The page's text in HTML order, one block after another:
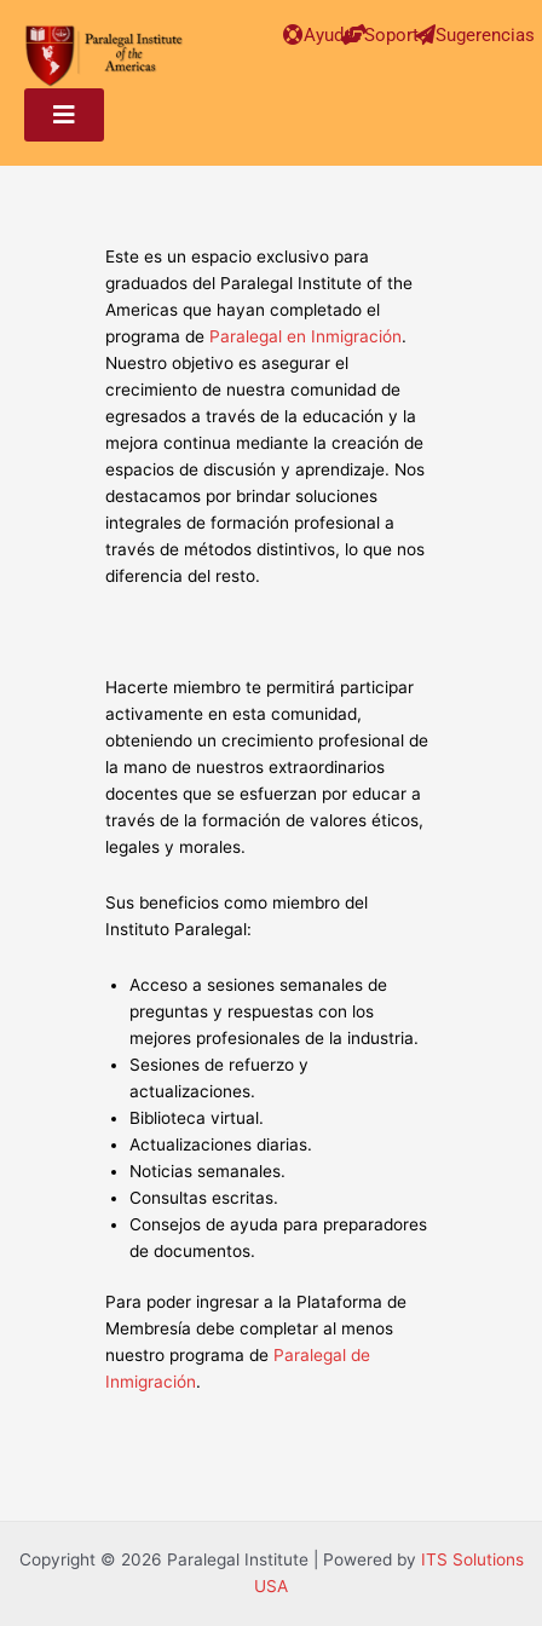
Ayuda Soporte Sugerencias
Este es un espacio exclusivo para
graduados del Paralegal Institute of the
Americas que hayan completado el
programa de Paralegal en Inmigración.
Nuestro objetivo es asegurar el
crecimiento de nuestra comunidad de
egresados a través de la educación y la
mejora continua mediante la creación de
espacios de discusión y aprendizaje. Nos
destacamos por brindar soluciones
integrales de formación profesional a
través de métodos distintivos, lo que nos
diferencia del resto.
Hacerte miembro te permitirá participar
activamente en esta comunidad,
obteniendo un crecimiento profesional de
la mano de nuestros extraordinarios
docentes que se esfuerzan por educar a
través de la formación de valores éticos,
legales y morales.
Sus beneficios como miembro del
Instituto Paralegal:
Acceso a sesiones semanales de
preguntas y respuestas con los
mejores profesionales de la industria.
Sesiones de refuerzo y
actualizaciones.
Biblioteca virtual.
Actualizaciones diarias.
Noticias semanales.
Consultas escritas.
Consejos de ayuda para preparadores
de documentos.
Para poder ingresar a la Plataforma de
Membresía debe completar al menos
nuestro programa de Paralegal de
Inmigración.
Copyright © 2026 Paralegal Institute | Powered by ITS Solutions
USA